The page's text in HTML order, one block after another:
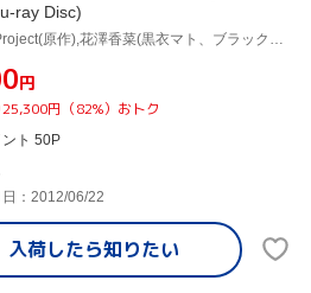
ray Disc)
円
円（82%）おトク
ト 50P
：2012/06/22
入荷したら知りたい